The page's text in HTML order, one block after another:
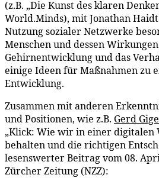
(z.B. „Die Kunst des klaren
World.Minds), mit Jonathan
Nutzung sozialer Netzwerke
Menschen und dessen
Gehirnentwicklung und das
einige Ideen für Maßnahmen zu
Entwicklung.
Zusammen mit anderen
und Positionen, wie z.B. Gerd
„Klick: Wie wir in einer digitalen
behalten und die richtigen
lesenswerter Beitrag vom 08.
Zürcher Zeitung (NZZ):